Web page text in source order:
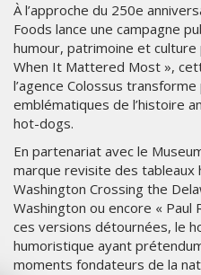
À l’approche du 250e
Foods lance une campagne
humour, patrimoine et
When It Mattered Most »,
l’agence Colossus
emblématiques de l’histoire
hot-dogs.
En partenariat avec le
marque revisite des tableaux
Washington Crossing the
Washington ou encore « Paul
ces versions détournées, le
humoristique ayant
moments fondateurs de la